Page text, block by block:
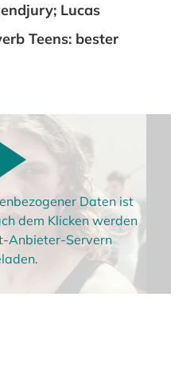
Lucas
Teens: bester
Daten ist
dem Klicken werden
Anbieter-Servern